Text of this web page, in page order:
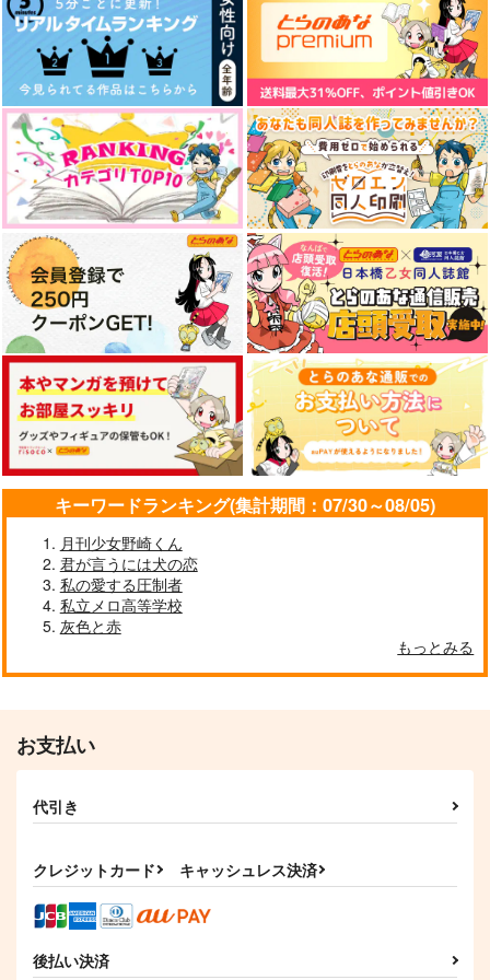
或る男の記録
LiLi
330円（税込）
五条悟×虎杖悠仁
サンプル
作品詳細
雪のかさぶた
ドライブスルー
1,572円（税込）
五条悟×虎杖悠仁
サンプル
作品詳細
双方に重い
LiLi
110円（税込）
五条悟×虎杖悠仁
サンプル
作品詳細
clockrock
円（税込）
さとうとハチミツ05
M31
ビューティフルデイズ
帰路
472円（税込）
呪術廻戦
五条悟×虎杖悠仁
サンプル
カート
彼の人の話
無常讃歌
専売 787円（税込）
呪術廻戦
五条悟×虎杖悠仁
サンプル
カート
好きって言ってよ。下
猿と腰掛
専売 1,572円（税込）
呪術廻戦
五条悟×虎杖悠仁
サンプル
カート
護衛対象はトップアイ
じゃがいも畑
専売 1,572円（税込）
呪術廻戦
五条悟×虎杖悠仁
キーワードランキング(集計期間：07/30～08/05)
月刊少女野崎くん
君が言うには犬の恋
私の愛する圧制者
私立メロ高等学校
灰色と赤
もっとみる
お支払い
代引き
クレジットカード キャッシュレス決済
後払い決済